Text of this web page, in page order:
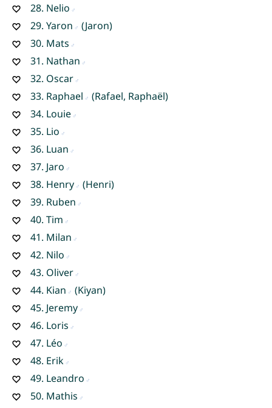
28. Nelio
29. Yaron
(Jaron)
30. Mats
31. Nathan
32. Oscar
33. Raphael
(Rafael, Raphaël)
34. Louie
35. Lio
36. Luan
37. Jaro
38. Henry
(Henri)
39. Ruben
40. Tim
41. Milan
42. Nilo
43. Oliver
44. Kian
(Kiyan)
45. Jeremy
46. Loris
47. Léo
48. Erik
49. Leandro
50. Mathis